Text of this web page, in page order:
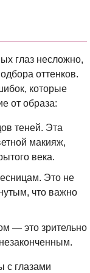
глаз несложно,
оттенков.
которые
от образа:
теней. Эта
макияж,
века.
Это не
что важно
— это зрительно
с глазами